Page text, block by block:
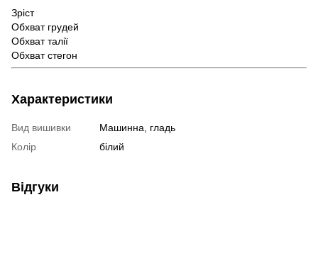
Зріст
Обхват грудей
Обхват талії
Обхват стегон
Характеристики
Вид вишивки
Машинна, гладь
Колір
білий
Відгуки